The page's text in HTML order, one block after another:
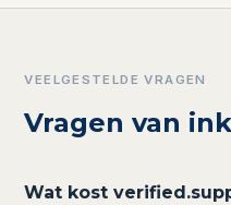
VEELGESTELDE VRAGEN
Vragen van
Wat kost